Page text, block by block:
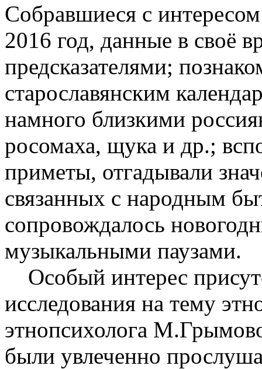
Собравшиеся с
2016 год, данные в своё
предсказателями;
старославянским
намного близкими
росомаха, щука и др.;
приметы, отгадывали
связанных с народным
сопровождалось
музыкальными паузами.
Особый интерес
исследования на тему
этнопсихолога
были увлеченно